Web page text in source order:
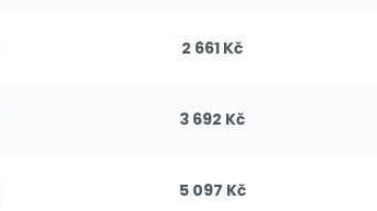
2 661 Kč
3 692 Kč
5 097 Kč